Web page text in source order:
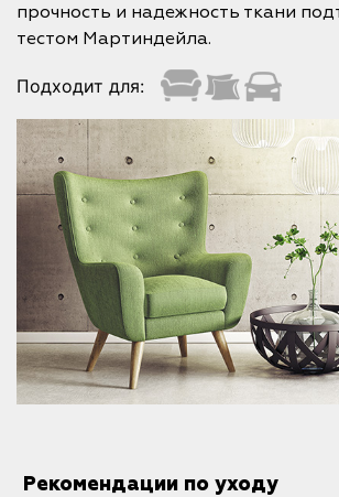
прочность и надежность ткани
тестом Мартиндейла.
Подходит для:
Рекомендации по уходу